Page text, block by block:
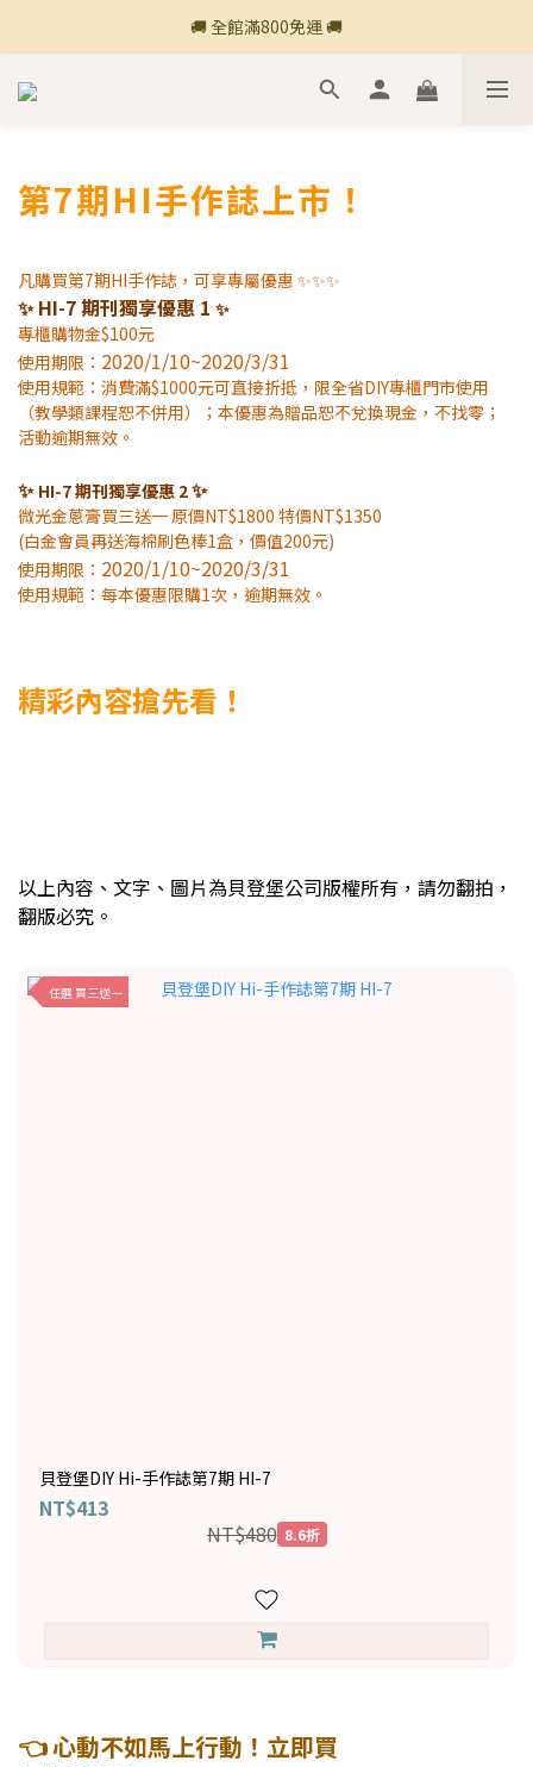
🚚 全館滿800免運 🚚
🚚 全館滿800免運 🚚
🍎 點三條橫線登入會員享購物點數回饋🍎
🚚 全館滿800免運 🚚
第7期HI手作誌上市！
凡購買第7期HI手作誌，可享專屬優惠 ✨✨✨
✨ HI-7 期刊獨享優惠 1 ✨
專櫃購物金$100元
使用期限： 2020/1/10~2020/3/31
使用規範：消費滿$1000元可直接折抵，限全省DIY專櫃門市使用
（教學類課程恕不併用）；本優惠為贈品恕不兌換現金，不找零；
活動逾期無效。
✨ HI-7 期刊獨享優惠 2✨
微光金蔥膏買三送一 原價NT$1800 特價NT$1350
(白金會員再送海棉刷色棒1盒，價值200元)
使用期限： 2020/1/10~2020/3/31
使用規範：每本優惠限購1次，逾期無效。
精彩內容搶先看！
以上內容、文字、圖片為貝登堡公司版權所有，請勿翻拍，
翻版必究。
任選 買三送一
貝登堡DIY Hi-手作誌第7期 HI-7
NT$413
NT$480 8.6折
👈 心動不如馬上行動！立即買